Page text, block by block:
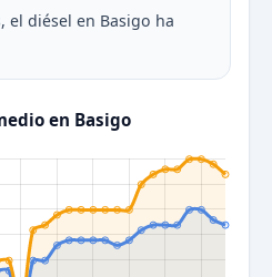
el diésel en Basigo ha
en Basigo